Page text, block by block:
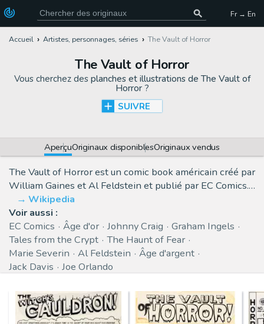
Fr → En
Accueil Artistes, personnages, séries The Vault of Horror
The Vault of Horror
Vous cherchez des planches et illustrations de The Vault of
Horror?
SUIVRE
AperçuOriginaux disponiblesOriginaux vendus
The Vault of Horror est un comic book américain créé par
William Gaines et Al Feldstein et publié par EC Comics.…
Wikipedia
Voir aussi :
EC Comics
Âge d'or Johnny Craig
Graham Ingels
Tales from the Crypt
The Haunt of Fear
Marie Severin
Al Feldstein
Âge d'argent
Jack Davis
Joe Orlando